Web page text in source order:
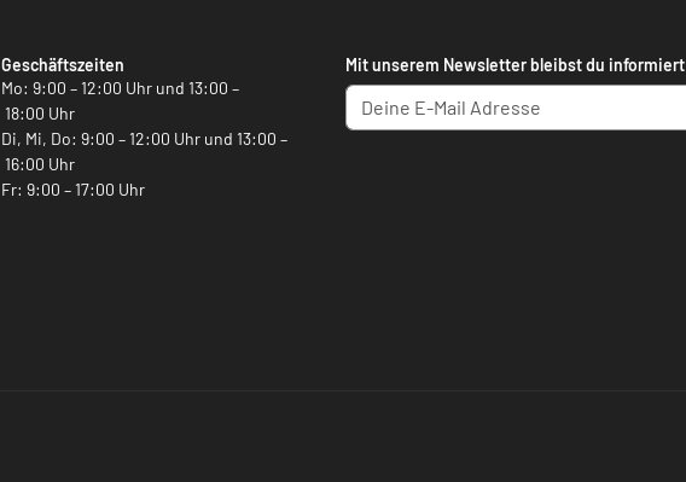
Geschäftszeiten
Mo: 9:00 – 12:00 Uhr und 13:00 –
18:00 Uhr
Di, Mi, Do: 9:00 – 12:00 Uhr und 13:00 –
16:00 Uhr
Fr: 9:00 – 17:00 Uhr
Mit unserem Newsletter bleibst du informiert